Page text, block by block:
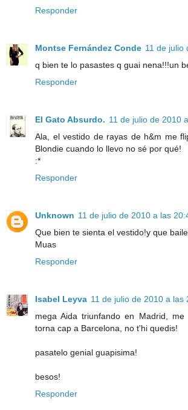
Responder
Montse Fernández Conde 11 de julio
q bien te lo pasastes q guai nena!!!un
Responder
El Gato Absurdo. 11 de julio de 2010
Ala, el vestido de rayas de h&m me
Blondie cuando lo llevo no sé por qué!
:*
Responder
Unknown 11 de julio de 2010 a las
Que bien te sienta el vestido!y que
Muas
Responder
Isabel Leyva 11 de julio de 2010 a las
mega Aida triunfando en Madrid, me
torna cap a Barcelona, no t'hi quedis!
pasatelo genial guapisima!
besos!
Responder